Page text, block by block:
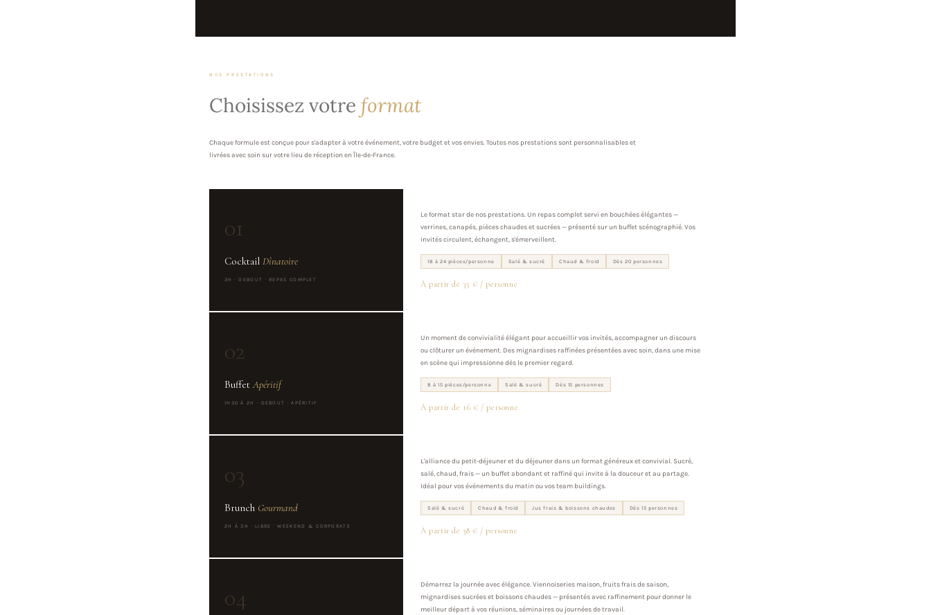
NOS PRESTATIONS
Choisissez votre format
Chaque formule est conçue pour s'adapter à votre événement, votre budget et vos envies. Toutes nos prestations sont personnalisables et
livrées avec soin sur votre lieu de réception en Île-de-France.
01
Cocktail Dînatoire
3H · DEBOUT · REPAS COMPLET
Le format star de nos prestations. Un repas complet servi en bouchées élégantes —
verrines, canapés, pièces chaudes et sucrées — présenté sur un buffet scénographié. Vos
invités circulent, échangent, s'émerveillent.
18 à 24 pièces/personne Salé & sucré Chaud & froid Dès 20 personnes
À partir de 35 € / personne
02
Buffet Apéritif
1H30 À 2H · DEBOUT · APÉRITIF
Un moment de convivialité élégant pour accueillir vos invités, accompagner un discours
ou clôturer un événement. Des mignardises raffinées présentées avec soin, dans une mise
en scène qui impressionne dès le premier regard.
8 à 15 pièces/personne Salé & sucré Dès 15 personnes
À partir de 16 € / personne
03
Brunch Gourmand
2H À 3H · LIBRE · WEEKEND & CORPORATE
L'alliance du petit-déjeuner et du déjeuner dans un format généreux et convivial. Sucré,
salé, chaud, frais — un buffet abondant et raffiné qui invite à la douceur et au partage.
Idéal pour vos événements du matin ou vos team buildings.
Salé & sucré Chaud & froid Jus frais & boissons chaudes Dès 15 personnes
À partir de 38 € / personne
04
Démarrez la journée avec élégance. Viennoiseries maison, fruits frais de saison,
mignardises sucrées et boissons chaudes — présentés avec raffinement pour donner le
meilleur départ à vos réunions, séminaires ou journées de travail.